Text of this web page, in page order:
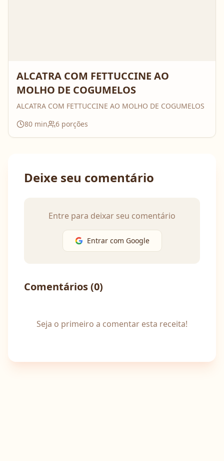
ALCATRA COM FETTUCCINE AO
MOLHO DE COGUMELOS
ALCATRA COM FETTUCCINE AO MOLHO DE COGUMELOS
80 min 6 porções
Deixe seu comentário
Entre para deixar seu comentário
Entrar com Google
Comentários (0)
Seja o primeiro a comentar esta receita!